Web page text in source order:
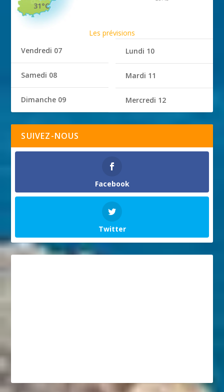
31°C
Les prévisions
Vendredi 07
Samedi 08
Dimanche 09
Lundi 10
Mardi 11
Mercredi 12
SUIVEZ-NOUS
Facebook
Twitter